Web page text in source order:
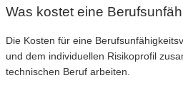
Was kostet eine
Die Kosten für eine
und dem individuellen Risikoprofil
technischen Beruf arbeiten.